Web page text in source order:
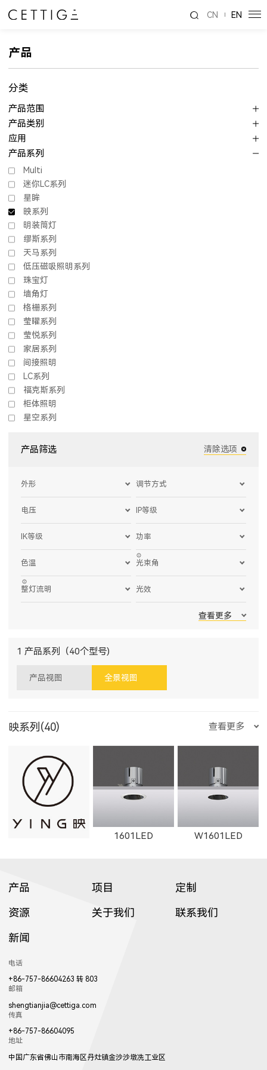
CN EN
产品
分类
产品范围
产品类别
应用
产品系列
Multi
迷你LC系列
星眸
映系列
明装筒灯
缪斯系列
天马系列
低压磁吸照明系列
珠宝灯
墙角灯
格栅系列
莹曜系列
莹悦系列
家居系列
间接照明
LC系列
福克斯系列
柜体照明
星空系列
产品筛选 清除选项
外形 调节方式
电压 IP等级
IK等级 功率
色温 光束角
整灯流明 光效
查看更多
1 产品系列（40个型号)
产品视图 全景视图
映系列(40) 查看更多
1601LED W1601LED
1602LED
产品 项目
定制
资源
关于我们
联系我们
新闻
电话
+86-757-86604263 转 803
邮箱
shengtianjia@cettiga.com
传真
+86-757-86604095
地址
中国广东省佛山市南海区丹灶镇金沙沙墩冼工业区